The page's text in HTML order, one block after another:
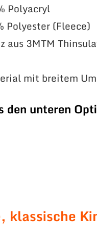
Polyacryl
Polyester (Fleece)
aus 3MTM
mit breitem
den unteren
klassische